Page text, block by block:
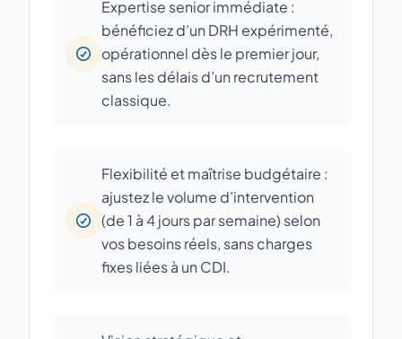
Expertise senior immédiate :
bénéficiez d’un DRH expérimenté,
opérationnel dès le premier jour,
sans les délais d’un recrutement
classique.
Flexibilité et maîtrise budgétaire :
ajustez le volume d’intervention
(de 1 à 4 jours par semaine) selon
vos besoins réels, sans charges
fixes liées à un CDI.